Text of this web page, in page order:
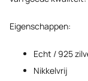
Eigenschappen:
Echt / 925
Nikkelvrij